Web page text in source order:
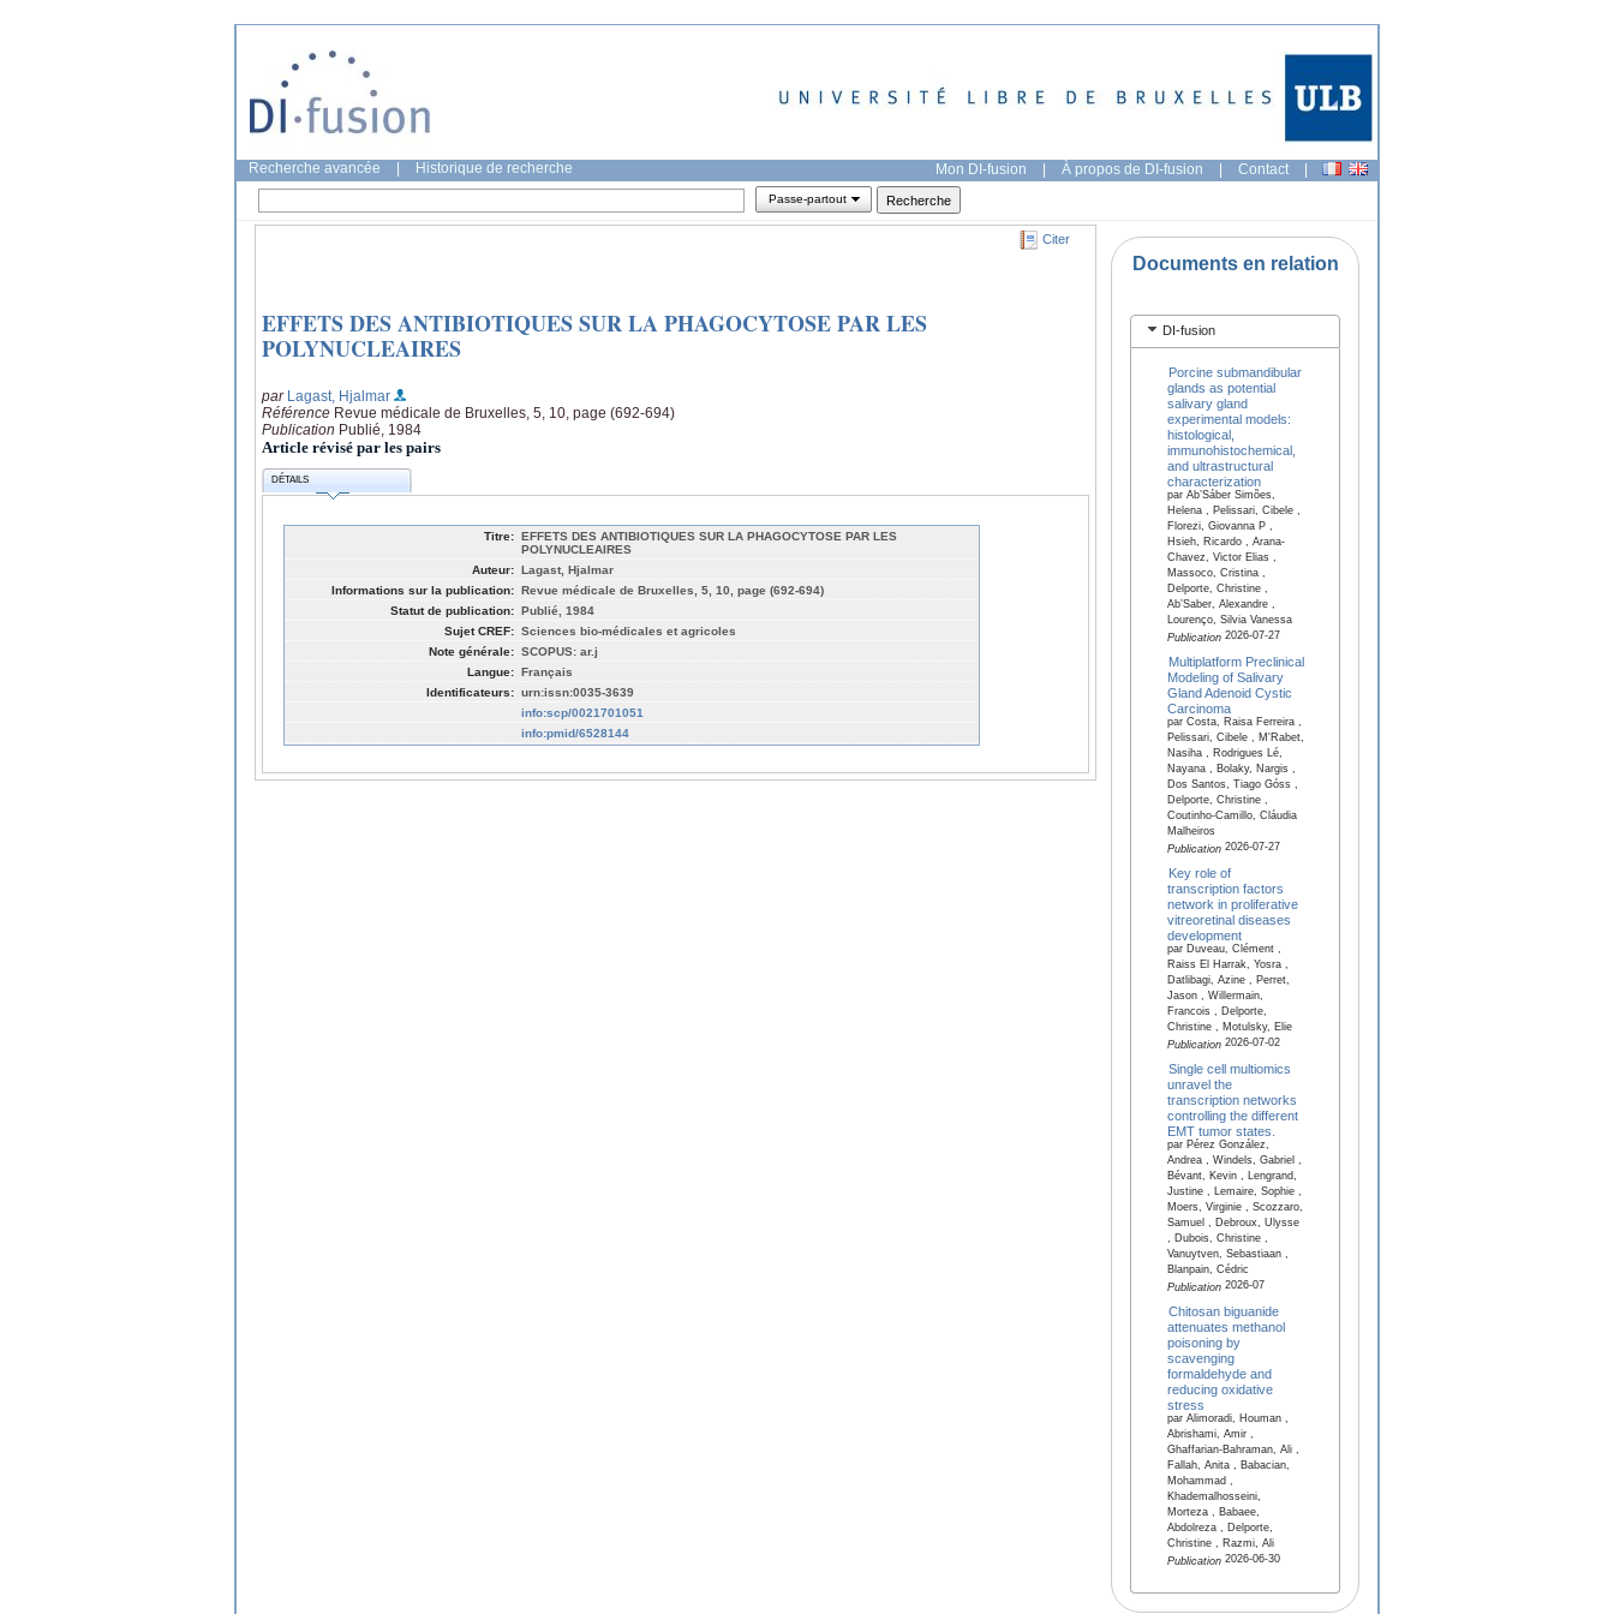
Recherche avancée Historique de recherche Mon DI-fusion | À propos de DI-fusion | Contact |
Passe-partout
Citer
EFFETS DES ANTIBIOTIQUES SUR LA PHAGOCYTOSE PAR LES
POLYNUCLEAIRES
par Lagast, Hjalmar
Référence Revue médicale de Bruxelles, 5, 10, page (692-694)
Publication Publié, 1984
Article révisé par les pairs
DÉTAILS
Titre: EFFETS DES ANTIBIOTIQUES SUR LA PHAGOCYTOSE PAR LES
POLYNUCLEAIRES
Auteur: Lagast, Hjalmar
Informations sur la publication: Revue médicale de Bruxelles, 5, 10, page (692-694)
Statut de publication: Publié, 1984
Sujet CREF: Sciences bio-médicales et agricoles
Note générale: SCOPUS: ar.j
Langue: Français
Identificateurs: urn:issn:0035-3639
info:scp/0021701051
info:pmid/6528144
Documents en relation
DI-fusion
Porcine submandibular
glands as potential
salivary gland
experimental models:
histological,
immunohistochemical,
and ultrastructural
characterization
par Ab’Sáber Simões,
Helena , Pelissari, Cibele ,
Florezi, Giovanna P ,
Hsieh, Ricardo , Arana-
Chavez, Victor Elias ,
Massoco, Cristina ,
Delporte, Christine ,
Ab’Saber, Alexandre ,
Lourenço, Silvia Vanessa
Publication2026-07-27
Multiplatform Preclinical
Modeling of Salivary
Gland Adenoid Cystic
Carcinoma
par Costa, Raisa Ferreira ,
Pelissari, Cibele , M'Rabet,
Nasiha , Rodrigues Lé,
Nayana , Bolaky, Nargis ,
Dos Santos, Tiago Góss ,
Delporte, Christine ,
Coutinho-Camillo, Cláudia
Malheiros
Publication2026-07-27
Key role of
transcription factors
network in proliferative
vitreoretinal diseases
development
par Duveau, Clément ,
Raiss El Harrak, Yosra ,
Datlibagi, Azine , Perret,
Jason , Willermain,
Francois , Delporte,
Christine , Motulsky, Elie
Publication2026-07-02
Single cell multiomics
unravel the
transcription networks
controlling the different
EMT tumor states.
par Pérez González,
Andrea , Windels, Gabriel ,
Bévant, Kevin , Lengrand,
Justine , Lemaire, Sophie ,
Moers, Virginie , Scozzaro,
Samuel , Debroux, Ulysse
, Dubois, Christine ,
Vanuytven, Sebastiaan ,
Blanpain, Cédric
Publication2026-07
Chitosan biguanide
attenuates methanol
poisoning by
scavenging
formaldehyde and
reducing oxidative
stress
par Alimoradi, Houman ,
Abrishami, Amir ,
Ghaffarian-Bahraman, Ali ,
Fallah, Anita , Babacian,
Mohammad ,
Khademalhosseini,
Morteza , Babaee,
Abdolreza , Delporte,
Christine , Razmi, Ali
Publication2026-06-30